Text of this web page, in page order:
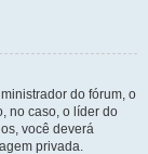
do fórum, o
no caso, o líder do
você deverá
privada.